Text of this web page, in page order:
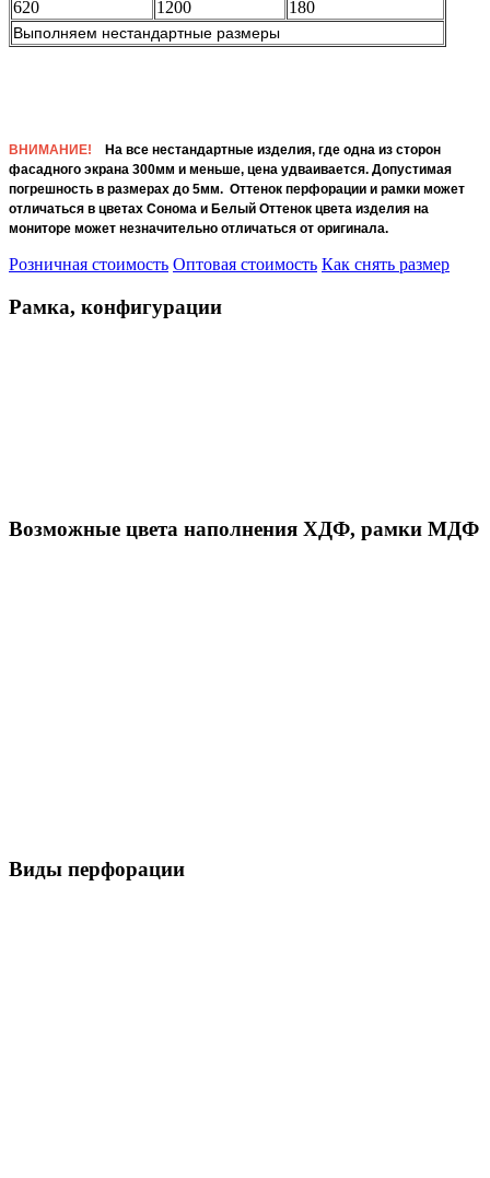
620 1200 180
Выполняем нестандартные размеры
ВНИМАНИЕ!
На все нестандартные изделия, где одна из сторон
фасадного экрана 300мм и меньше, цена удваивается. Допустимая
погрешность в размерах до 5мм. Оттенок перфорации и рамки может
отличаться в цветах Сонома и Белый Оттенок цвета изделия на
мониторе может незначительно отличаться от оригинала.
Розничная стоимость Оптовая стоимость Как снять размер
Рамка, конфигурации
Возможные цвета наполнения ХДФ, рамки МДФ
Виды перфорации